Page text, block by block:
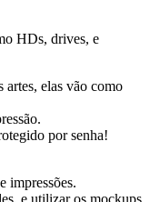
HDs, drives, e
artes, elas vão como
por senha!
impressões.
e utilizar os mockups